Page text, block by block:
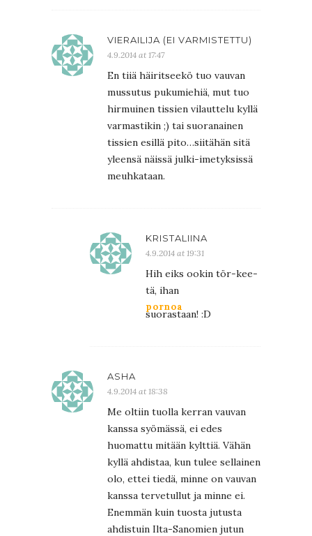
VIERAILIJA (EI VARMISTETTU)
4.9.2014 at 17:47
En tiiä häiritseekö tuo vauvan
mussutus pukumiehiä, mut tuo
hirmuinen tissien vilauttelu kyllä
varmastikin ;) tai suoranainen
tissien esillä pito…siitähän sitä
yleensä näissä julki-imetyksissä
meuhkataan.
KRISTALIINA
4.9.2014 at 19:31
Hih eiks ookin tör-kee-
tä, ihan
pornoa
suorastaan! :D
ASHA
4.9.2014 at 18:38
Me oltiin tuolla kerran vauvan
kanssa syömässä, ei edes
huomattu mitään kylttiä. Vähän
kyllä ahdistaa, kun tulee sellainen
olo, ettei tiedä, minne on vauvan
kanssa tervetullut ja minne ei.
Enemmän kuin tuosta jutusta
ahdistuin Ilta-Sanomien jutun